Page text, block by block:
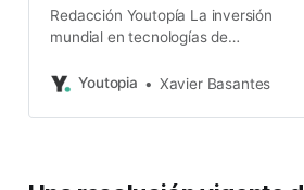
Redacción Youtopía La inversión
mundial en tecnologías de
alcanzó un récord de USD 1,3
es insuficiente para atenuar el
Youtopia Xavier Basantes